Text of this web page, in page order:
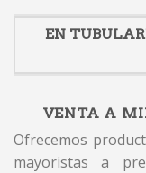
EN
VENTA A
Ofrecemos
mayoristas a